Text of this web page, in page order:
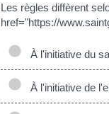
Les règles diffèrent
href="https://
À l'initiative du
À l'initiative de